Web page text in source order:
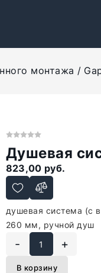
монтажа
Душевая
823,00 руб.
душевая система (с
260 мм, ручной душ
- +
В корзину